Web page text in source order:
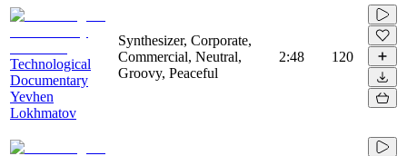
Technological
Documentary
Yevhen
Lokhmatov
Synthesizer, Corporate,
Commercial, Neutral,
Groovy, Peaceful
2:48 120